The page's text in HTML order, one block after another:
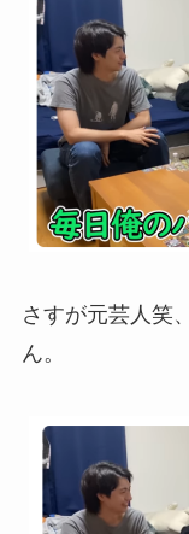
さすが元芸人笑
ん。